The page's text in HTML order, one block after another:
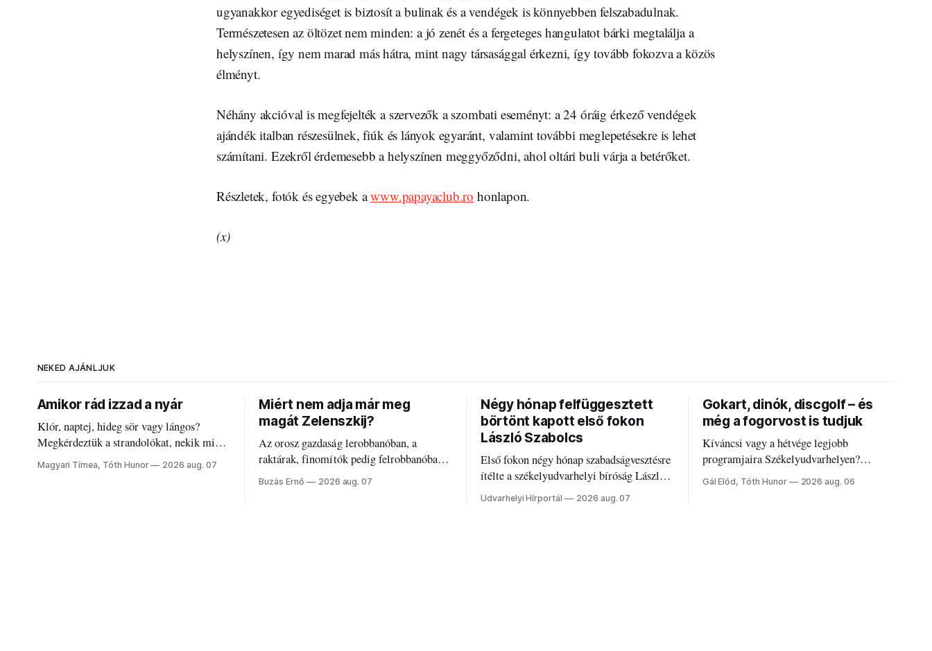
ugyanakkor egyediséget is biztosít a bulinak és a vendégek is könnyebben felszabadulnak.
Természetesen az öltözet nem minden: a jó zenét és a fergeteges hangulatot bárki megtalálja a
helyszínen, így nem marad más hátra, mint nagy társasággal érkezni, így tovább fokozva a közös
élményt.
Néhány akcióval is megfejelték a szervezők a szombati eseményt: a 24 óráig érkező vendégek
ajándék italban részesülnek, fiúk és lányok egyaránt, valamint további meglepetésekre is lehet
számítani. Ezekről érdemesebb a helyszínen meggyőződni, ahol oltári buli várja a betérőket.
Részletek, fotók és egyebek awww.papayaclub.ro honlapon.
(x)
NEKED AJÁNLJUK
Amikor rád izzad a nyár
Klór, naptej, hideg sör vagy lángos?
Megkérdeztük a strandolókat, nekik mi
jelenti a nyarat, és hogyan bírják a
kánikulát.
Magyari Tímea, Tóth Hunor 2026 aug. 07
Miért nem adja már meg
magát Zelenszkij?
Az orosz gazdaság lerobbanóban, a
raktárak, finomítók pedig felrobbanóban.
Akárcsak az ukrán népharag, amikor
elégedetlen vezetőivel.
Buzás Ernő 2026 aug. 07
Négy hónap felfüggesztett
börtönt kapott első fokon
László Szabolcs
Első fokon négy hónap szabadságvesztésre
ítélte a székelyudvarhelyi bíróság László
Szabolcsot.
Udvarhelyi Hírportál 2026 aug. 07
Gokart, dinók, discgolf – és
még a fogorvost is tudjuk
Kíváncsi vagy a hétvége legjobb
programjaira Székelyudvarhelyen?
Nálunk megtalálod őket – sőt, ha baj van a
fogaddal, a fogorvosi ügyeletet is!
Gál Előd, Tóth Hunor 2026 aug. 06